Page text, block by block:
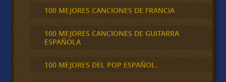
100 MEJORES CANCIONES DE FRANCIA
100 MEJORES CANCIONES DE GUITARRA
ESPAÑOLA
100 MEJORES DEL POP ESPAÑOL.